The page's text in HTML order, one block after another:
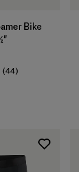
Bike
/ 5
(44Rezensionen
)